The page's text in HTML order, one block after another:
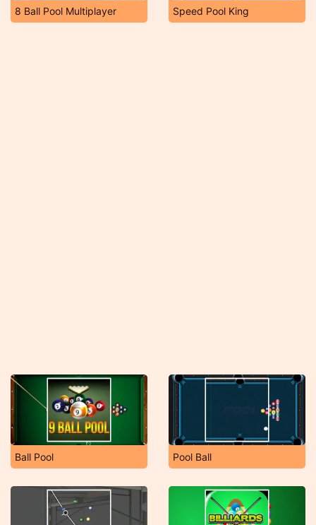
8 Ball Pool Multiplayer Speed Pool King
Ball Pool Pool Ball